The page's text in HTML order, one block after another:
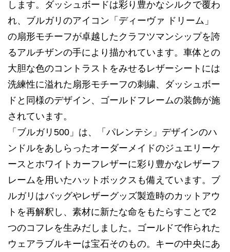
します。ダッシュボードは彩り豊かなシルクで覆わ
れ、ブルガリのアイコン「ディーヴァ ドリーム」
の扇形モチーフが卓越したクラフツマンシップを誇
るアルチザンの手により描かれています。車体との
大胆な色のコントラストをみせるレザーシートには
洗練性に溢れた扇形モチーフの刺繍、ダッシュボー
ドと同様のデザイン、ゴールドフレームの装飾が施
されています。
「ブルガリ500」は、「パレンテシ」デザインのハ
ンドルをあしらったオーダーメイドのジュエリーケ
ースとホワイトカーフレザーに彩り豊かなレザーフ
レームを用いたハットボックスも備えています。ブ
ルガリはバッグやレザーグッズ製造時のカットアウ
トを再解釈し、素材に新たな命をもたらすことで2
つのコフレを生みだしました。ゴールドで作られた
ウェアラブルキーは宝石そのもの。キーの中央にあ